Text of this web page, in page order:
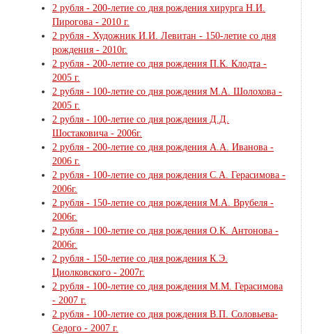
2 рубля - 200-летие со дня рождения хирурга Н.И.
Пирогова - 2010 г.
2 рубля - Художник И.И. Левитан - 150-летие со дня
рождения - 2010г.
2 рубля - 200-летие со дня рождения П.К. Клодта -
2005 г.
2 рубля - 100-летие со дня рождения М.А. Шолохова -
2005 г.
2 рубля - 100-летие со дня рождения Д.Д.
Шостаковича - 2006г.
2 рубля - 200-летие со дня рождения А.А. Иванова -
2006 г.
2 рубля - 100-летие со дня рождения С.А. Герасимова -
2006г.
2 рубля - 150-летие со дня рождения М.А. Врубеля -
2006г.
2 рубля - 100-летие со дня рождения О.К. Антонова -
2006г.
2 рубля - 150-летие со дня рождения К.Э.
Циолковского - 2007г.
2 рубля - 100-летие со дня рождения М.М. Герасимова
- 2007 г.
2 рубля - 100-летие со дня рождения В.П. Соловьева-
Седого - 2007 г.